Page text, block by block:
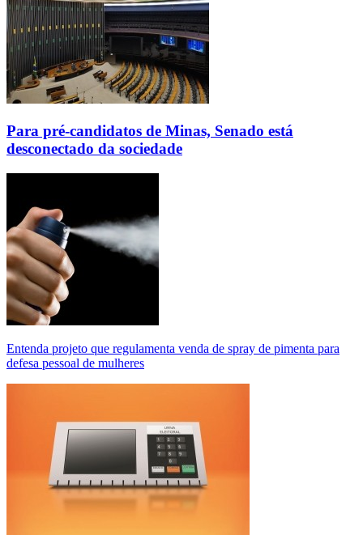
Para pré-candidatos de Minas, Senado está
desconectado da sociedade
Entenda projeto que regulamenta venda de spray de pimenta para
defesa pessoal de mulheres